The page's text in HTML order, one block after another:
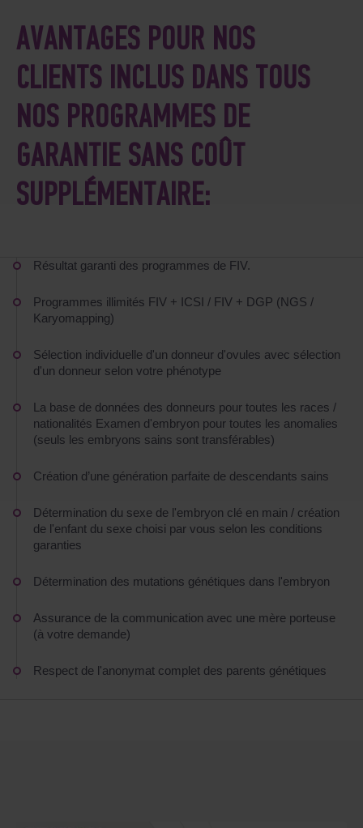
AVANTAGES POUR NOS
CLIENTS INCLUS DANS TOUS
NOS PROGRAMMES DE
GARANTIE SANS COÛT
SUPPLÉMENTAIRE:
Résultat garanti des programmes de FIV.
Programmes illimités FIV + ICSI / FIV + DGP (NGS /
Karyomapping)
Sélection individuelle d'un donneur d'ovules avec sélection
d'un donneur selon votre phénotype
La base de données des donneurs pour toutes les races /
nationalités Examen d'embryon pour toutes les anomalies
(seuls les embryons sains sont transférables)
Création d’une génération parfaite de descendants sains
Détermination du sexe de l'embryon clé en main / création
de l'enfant du sexe choisi par vous selon les conditions
garanties
Détermination des mutations génétiques dans l'embryon
Assurance de la communication avec une mère porteuse
(à votre demande)
Respect de l'anonymat complet des parents génétiques